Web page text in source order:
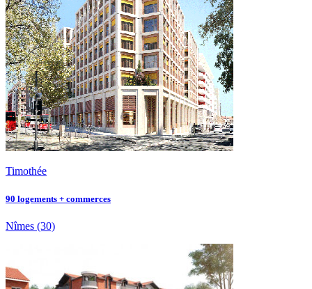
Timothée
90 logements + commerces
Nîmes (30)